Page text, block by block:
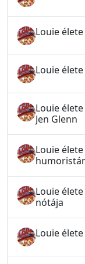
Louie
Louie élete
Louie élete
Jen Glenn
Louie élete
Louie élete
nótája
Louie